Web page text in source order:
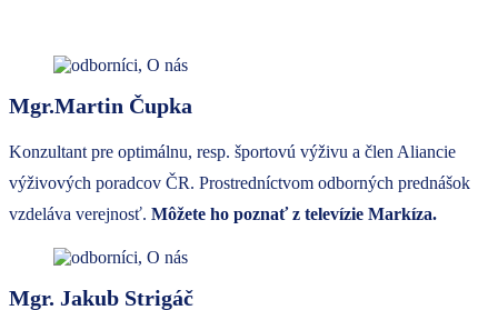
Mgr.Martin Čupka
Konzultant pre optimálnu, resp. športovú výživu a člen Aliancie
výživových poradcov ČR. Prostredníctvom odborných prednášok
vzdeláva verejnosť. Môžete ho poznať z televízie Markíza.
Mgr. Jakub Strigáč